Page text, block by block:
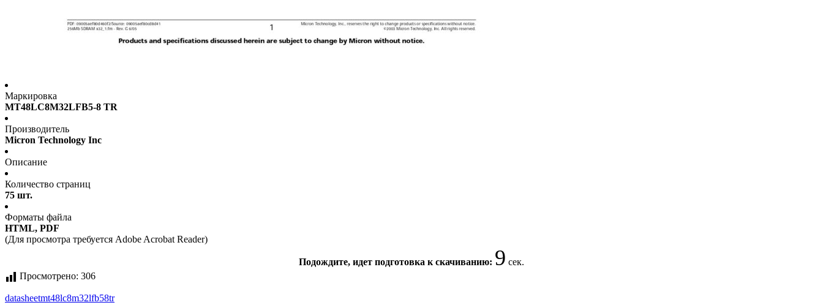
Маркировка
MT48LC8M32LFB5-8 TR
Производитель
Micron Technology Inc
Описание
Количество страниц
75 шт.
Форматы файла
HTML, PDF
(Для просмотра требуется Adobe Acrobat Reader)
Подождите, идет подготовка к скачиванию: 9 сек.
Просмотрено: 306
datasheetmt48lc8m32lfb58tr